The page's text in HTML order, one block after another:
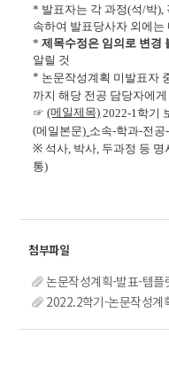
* 발표자는 각 과정(석/박),
속하여 발표당사자 외에는
*제목수정은 임의로 변경
알릴 것
* 논문작성계획 미발표자
까지해당 전공 담당자에
☞(메일제목) 2022-1 학기
(메일본문) 소속-학과-전공-
※ 석사, 박사, 두과정 등 명
통)
논문작성계획-
2022.2학기-